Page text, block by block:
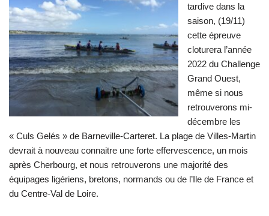
tardive dans la
saison, (19/11)
cette épreuve
cloturera l’année
2022 du Challenge
Grand Ouest,
même si nous
retrouverons mi-
décembre les
« Culs Gelés » de Barneville-Carteret. La plage de Villes-Martin
devrait à nouveau connaitre une forte effervescence, un mois
après Cherbourg, et nous retrouverons une majorité des
équipages ligériens, bretons, normands ou de l’Ile de France et
du Centre-Val de Loire.